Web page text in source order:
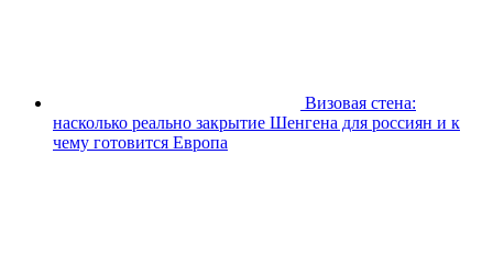
Визовая стена:
насколько реально закрытие Шенгена для россиян и к
чему готовится Европа